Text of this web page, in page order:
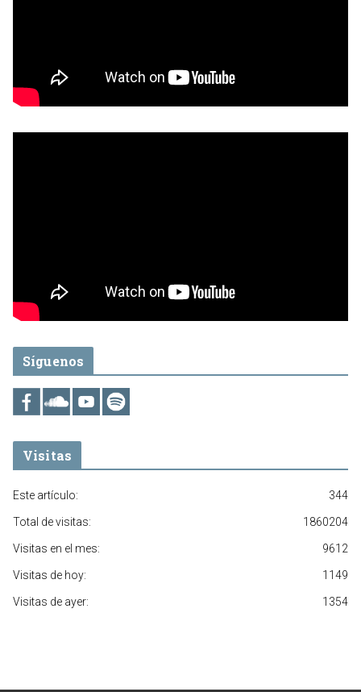
Síguenos
Visitas
344
Este artículo:
1860204
Total de visitas:
9612
Visitas en el mes:
1149
Visitas de hoy:
1354
Visitas de ayer: